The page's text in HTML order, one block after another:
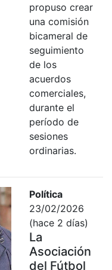
propuso crear
una comisión
bicameral de
seguimiento
de los
acuerdos
comerciales,
durante el
período de
sesiones
ordinarias.
Política
23/02/2026
(hace 2 días)
La
Asociación
del Fútbol